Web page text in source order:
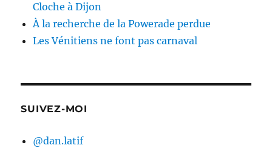
Cloche à Dijon
À la recherche de la Powerade perdue
Les Vénitiens ne font pas carnaval
SUIVEZ-MOI
@dan.latif